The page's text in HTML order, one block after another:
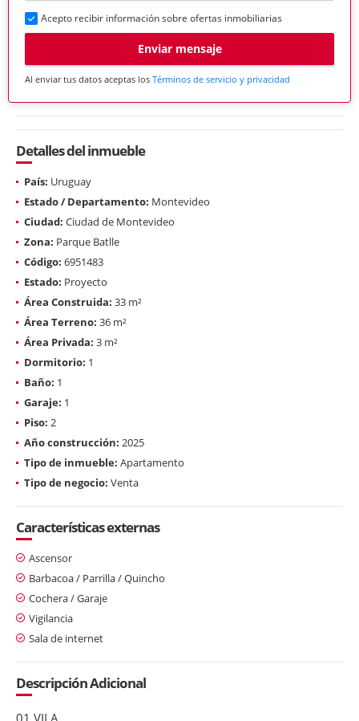
Acepto recibir información sobre ofertas inmobiliarias
Enviar mensaje
Al enviar tus datos aceptas los Términos de servicio y privacidad
Detalles del inmueble
País: Uruguay
Estado / Departamento: Montevideo
Ciudad: Ciudad de Montevideo
Zona: Parque Batlle
Código: 6951483
Estado: Proyecto
Área Construida: 33 m²
Área Terreno: 36 m²
Área Privada: 3 m²
Dormitorio: 1
Baño: 1
Garaje: 1
Piso: 2
Año construcción: 2025
Tipo de inmueble: Apartamento
Tipo de negocio: Venta
Características externas
Ascensor
Barbacoa / Parrilla / Quincho
Cochera / Garaje
Vigilancia
Sala de internet
Descripción Adicional
01 VILA